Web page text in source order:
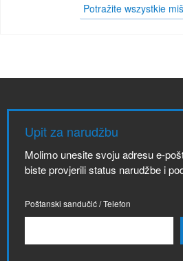
Potražite wszystkie
Upit za narudžbu
Molimo unesite svoju adresu e-
biste provjerili status narudžbe i
Poštanski sandučić / Telefon